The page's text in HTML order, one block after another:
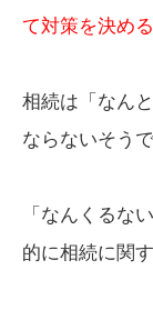
て対策を決め
相続は「なん
ならないそうで
「なんくるな
的に相続に関